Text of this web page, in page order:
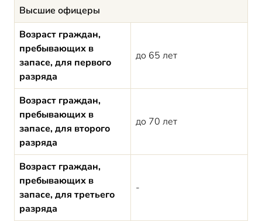
Высшие офицеры
Возраст граждан,
пребывающих в
запасе, для первого
разряда
до 65 лет
Возраст граждан,
пребывающих в
запасе, для второго
разряда
до 70 лет
Возраст граждан,
пребывающих в
запасе, для третьего
разряда
-